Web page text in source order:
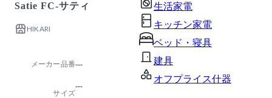
生活家電
キッチン家電
ベッド・寝具
建具
オフプライス什器
Satie FC-サティ
HIKARI
メーカー品番---
サイズ
---